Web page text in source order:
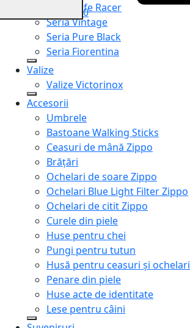
Seria Cafe Racer
Seria Vintage
Seria Pure Black
Seria Fiorentina
Valize
Valize Victorinox
Accesorii
Umbrele
Bastoane Walking Sticks
Ceasuri de mână Zippo
Brățări
Ochelari de soare Zippo
Ochelari Blue Light Filter Zippo
Ochelari de citit Zippo
Curele din piele
Huse pentru chei
Pungi pentru tutun
Husă pentru ceasuri și ochelari
Penare din piele
Huse acte de identitate
Lese pentru câini
0